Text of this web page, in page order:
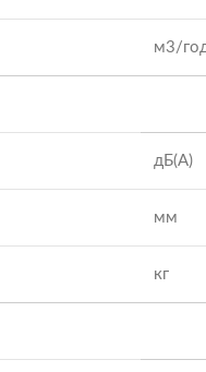
м3/
дБ(А)
мм
кг